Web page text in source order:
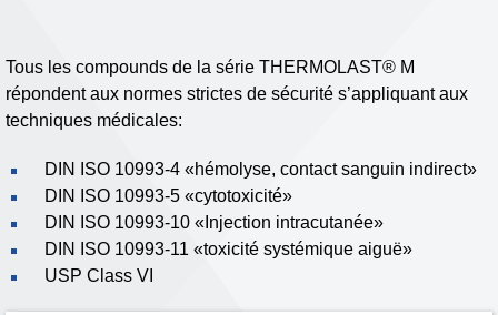
Tous les compounds de la série THERMOLAST® M
répondent aux normes strictes de sécurité s’appliquant aux
techniques médicales:
DIN ISO 10993-4 «hémolyse, contact sanguin indirect»
DIN ISO 10993-5 «cytotoxicité»
DIN ISO 10993-10 «Injection intracutanée»
DIN ISO 10993-11 «toxicité systémique aiguë»
USP Class VI